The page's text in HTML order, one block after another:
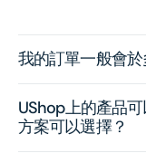
我的訂單一般會
UShop上的產品
方案可以選擇？